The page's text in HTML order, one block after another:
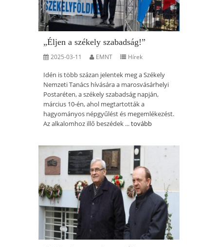
„Éljen a székely szabadság!”
2025-03-11 EMNT Hírek
Idén is több százan jelentek meg a Székely
Nemzeti Tanács hívására a marosvásárhelyi
Postaréten, a székely szabadság napján,
március 10-én, ahol megtartották a
hagyományos népgyűlést és megemlékezést.
Az alkalomhoz illő beszédek ...tovább